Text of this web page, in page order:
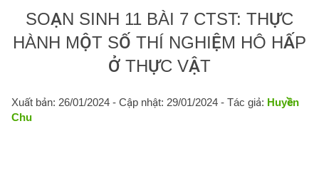
SOẠN SINH 11 BÀI 7 CTST: THỰC
HÀNH MỘT SỐ THÍ NGHIỆM HÔ HẤP
Ở THỰC VẬT
Xuất bản: 26/01/2024 - Cập nhật: 29/01/2024 - Tác giả: Huyền
Chu